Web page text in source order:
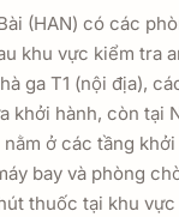
(HAN) có các
khu vực kiểm tra
ga T1 (nội địa),
khởi hành, còn tại
ở các tầng
bay và phòng
thuốc tại khu